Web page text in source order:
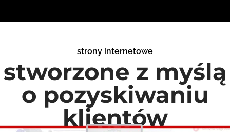
strony internetowe
stworzone z myślą
o pozyskiwaniu
klientów